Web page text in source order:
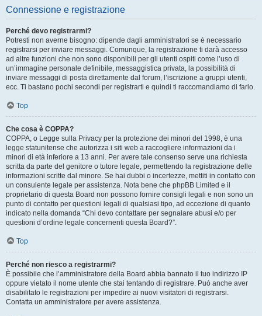
Connessione e registrazione
Perché devo registrarmi?
Potresti non averne bisogno: dipende dagli amministratori se è necessario
registrarsi per inviare messaggi. Comunque, la registrazione ti darà accesso
ad altre funzioni che non sono disponibili per gli utenti ospiti come l’uso di
un’immagine personale definibile, messaggistica privata, la possibilità di
inviare messaggi di posta direttamente dal forum, l’iscrizione a gruppi utenti,
ecc. Ti bastano pochi secondi per registrarti e quindi ti raccomandiamo di farlo.
Top
Che cosa è COPPA?
COPPA, o Legge sulla Privacy per la protezione dei minori del 1998, è una
legge statunitense che autorizza i siti web a raccogliere informazioni da i
minori di età inferiore a 13 anni. Per avere tale consenso serve una richiesta
scritta da parte del genitore o tutore legale, permettendo la registrazione delle
informazioni scritte dal minore. Se hai dubbi o incertezze, mettiti in contatto con
un consulente legale per assistenza. Nota bene che phpBB Limited e il
proprietario di questa Board non possono fornire consigli legali e non sono un
punto di contatto per questioni legali di qualsiasi tipo, ad eccezione di quanto
indicato nella domanda “Chi devo contattare per segnalare abusi e/o per
questioni d’ordine legale concernenti questa Board?”.
Top
Perché non riesco a registrarmi?
È possibile che l’amministratore della Board abbia bannato il tuo indirizzo IP
oppure vietato il nome utente che stai tentando di registrare. Può anche aver
disabilitato le registrazioni per impedire ai nuovi visitatori di registrarsi.
Contatta un amministratore per avere assistenza.